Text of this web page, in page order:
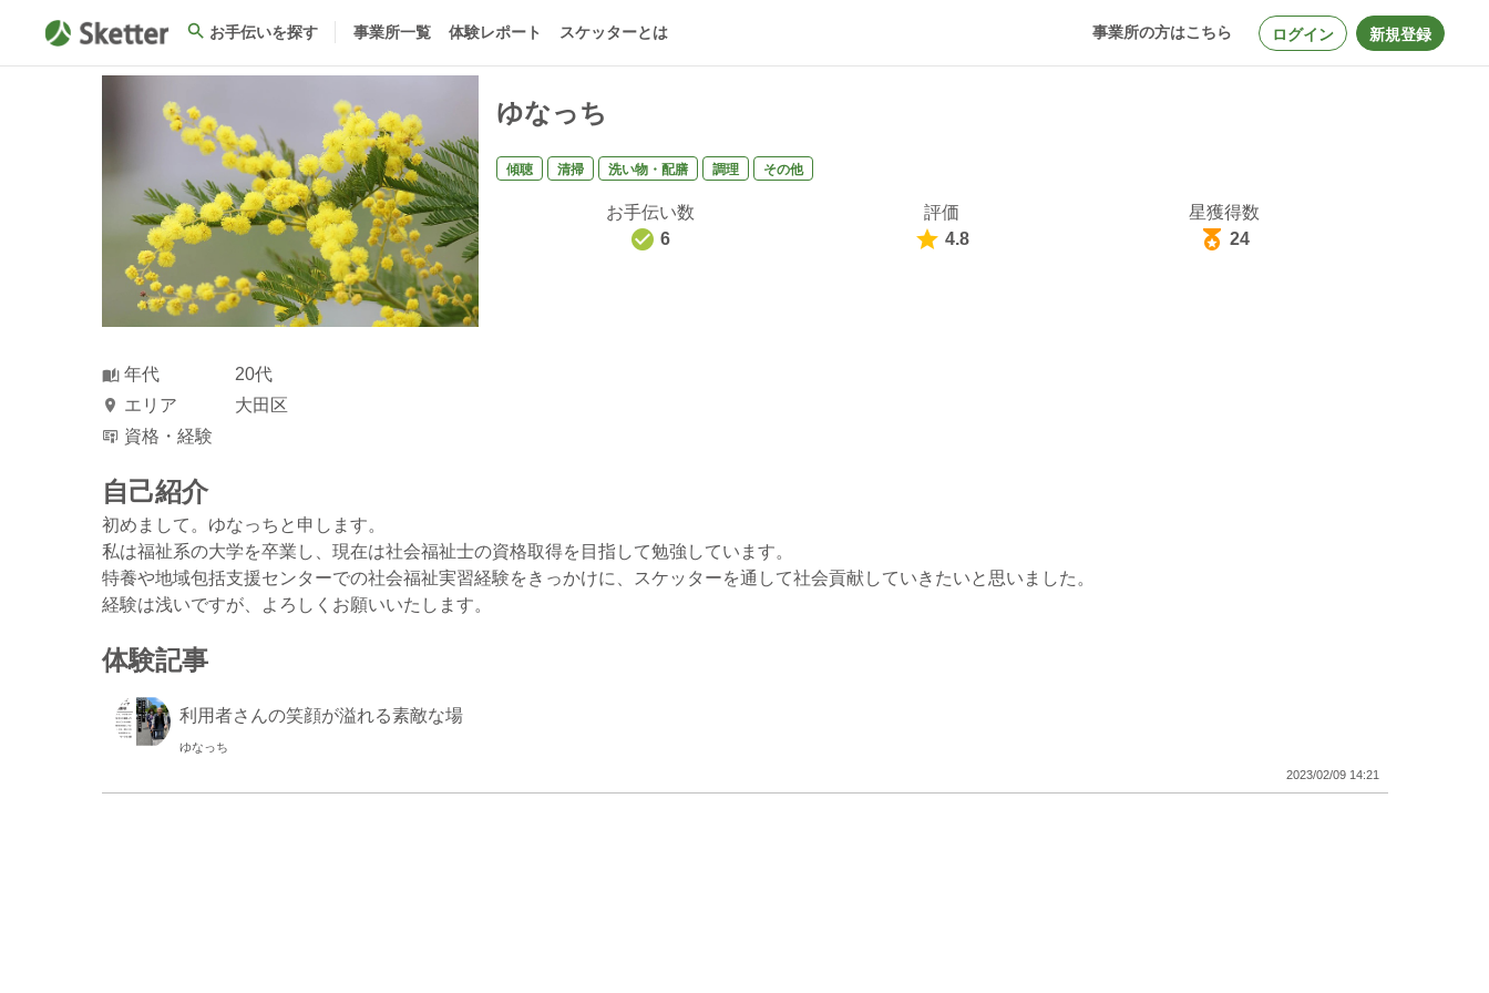
お手伝いを探す 事業所一覧 体験レポート スケッターとは 事業所の方はこちら ログイン 新規登録
ゆなっち
傾聴 清掃 洗い物・配膳 調理 その他
お手伝い数
6
評価
4.8
星獲得数
24
年代
20代
エリア
大田区
資格・経験
自己紹介
初めまして。ゆなっちと申します。
私は福祉系の大学を卒業し、現在は社会福祉士の資格取得を目指して勉強しています。
特養や地域包括支援センターでの社会福祉実習経験をきっかけに、スケッターを通して社会貢献していきたいと思いました。
経験は浅いですが、よろしくお願いいたします。
体験記事
利用者さんの笑顔が溢れる素敵な場
ゆなっち
2023/02/09 14:21